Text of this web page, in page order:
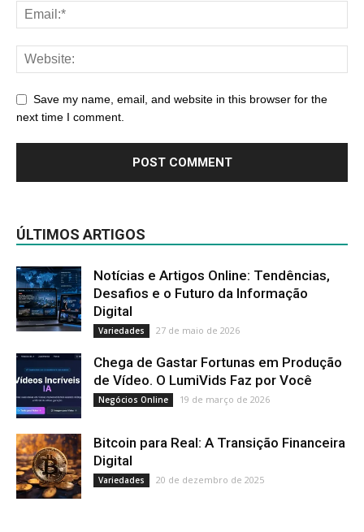
Save my name, email, and website in this browser for the
next time I comment.
ÚLTIMOS ARTIGOS
Notícias e Artigos Online: Tendências,
Desafios e o Futuro da Informação
Digital
Variedades 27 de maio de 2026
Chega de Gastar Fortunas em Produção
de Vídeo. O LumiVids Faz por Você
Negócios Online 19 de março de 2026
Bitcoin para Real: A Transição Financeira
Digital
Variedades 20 de dezembro de 2025